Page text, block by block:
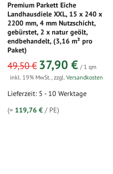
Premium Parkett Eiche
Landhausdiele XXL, 15 x 240 x
2200 mm, 4 mm Nutzschicht,
gebürstet, 2 x natur geölt,
endbehandelt, (3,16 m² pro
Paket)
sonderangebot
49,50 € 37,90 € / 1 qm
inkl. 19% MwSt., zzgl. Versandkosten
Lieferzeit: 5 - 10 Werktage
(= 119,76 € / PE)